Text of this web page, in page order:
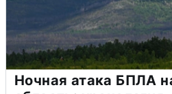
Ночная атака БПЛА